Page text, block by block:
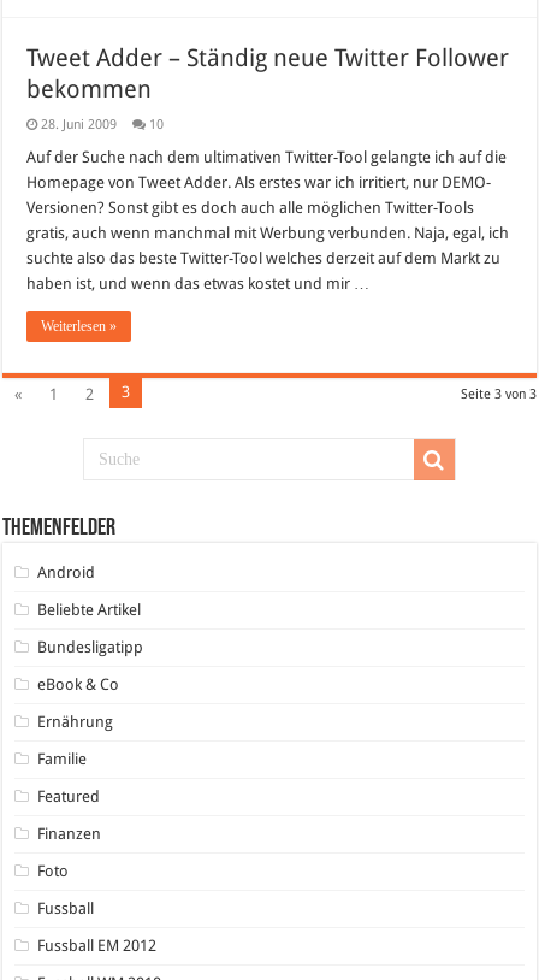
Tweet Adder – Ständig neue Twitter Follower
bekommen
28. Juni 2009 10
Auf der Suche nach dem ultimativen Twitter-Tool gelangte ich auf die
Homepage von Tweet Adder. Als erstes war ich irritiert, nur DEMO-
Versionen? Sonst gibt es doch auch alle möglichen Twitter-Tools
gratis, auch wenn manchmal mit Werbung verbunden. Naja, egal, ich
suchte also das beste Twitter-Tool welches derzeit auf dem Markt zu
haben ist, und wenn das etwas kostet und mir …
Weiterlesen »
Seite 3 von 3
« 1 2 3
Themenfelder
Android
Beliebte Artikel
Bundesligatipp
eBook & Co
Ernährung
Familie
Featured
Finanzen
Foto
Fussball
Fussball EM 2012